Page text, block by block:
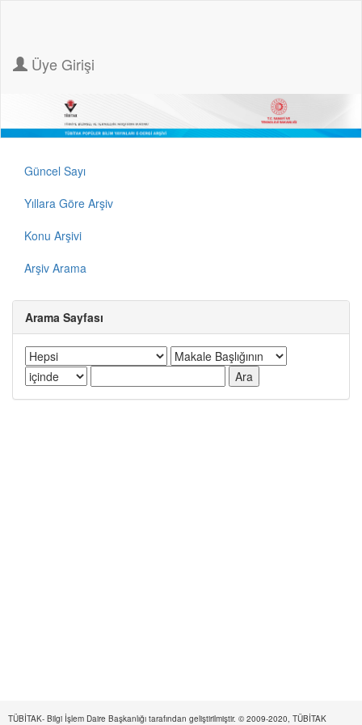
Üye Girişi
Güncel Sayı
Yıllara Göre Arşiv
Konu Arşivi
Arşiv Arama
Arama Sayfası
TÜBİTAK- Bilgi İşlem Daire Başkanlığı tarafından geliştirilmiştir. © 2009-2020, TÜBİTAK